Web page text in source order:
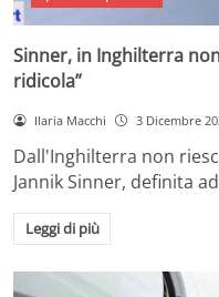
Sinner, in Inghilterra
ridicola”
Ilaria Macchi 3 Dicembre
Dall'Inghilterra non
Jannik Sinner, definita
Leggi di più